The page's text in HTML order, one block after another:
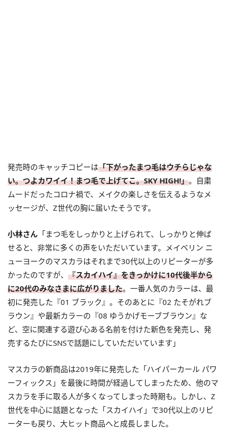
発売時のキャッチコピーは「下がったまつ毛はウチらじゃな
い。つよカワイイ！まつ毛で上げてこ。SKY HIGH!」。自粛
ムードだったコロナ禍で、メイクの楽しさを伝えるようなメ
ッセージが、Z世代の胸に届いたそうです。
小林さん 「まつ毛をしっかりと上げられて、しっかりと伸ば
せると、非常に多くの声をいただいています。メイベリン ニ
ューヨークのマスカラはそれまで30代以上のリピーターが多
かったのですが、 『スカイハイ』をきっかけに10代後半から
に20代のみなさまに広がりました。一番人気のカラーは、最
初に発売した『01 ブラック』。そのあとに『02 たそがれブ
ラウン』や最新カラーの『08 ゆうかげモーブブラウン』な
ど、空に関連する遊び心ある名前を付けた新色を発売し、発
売するたびにSNSで話題にしていただいています」
マスカラの新商品は2019年に発売した「ハイパーカール パワ
ーフィックス」を最後に時間が経過してしまったため、他のマ
スカラを手に取る人が多くなってしまった時期も。しかし、Z
世代を中心に話題となった「スカイハイ」で30代以上のリピ
ーターも戻り、大ヒット商品へと成長しました。